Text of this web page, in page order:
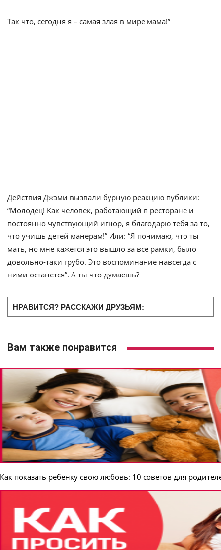
Так что, сегодня я – самая злая в мире мама!”
Действия Джэми вызвали бурную реакцию публики:
“Молодец! Как человек, работающий в ресторане и
постоянно чувствующий игнор, я благодарю тебя за то,
что учишь детей манерам!” Или: “Я понимаю, что ты
мать, но мне кажется это вышло за все рамки, было
довольно-таки грубо. Это воспоминание навсегда с
ними останется”. А ты что думаешь?
НРАВИТСЯ? РАССКАЖИ ДРУЗЬЯМ:
Вам также понравится
Как показать ребенку свою любовь: 10 советов для